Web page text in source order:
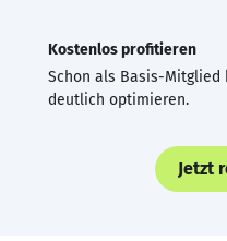
Kostenlos profitieren
Schon als Basis-Mitglied
deutlich optimieren.
Jetzt